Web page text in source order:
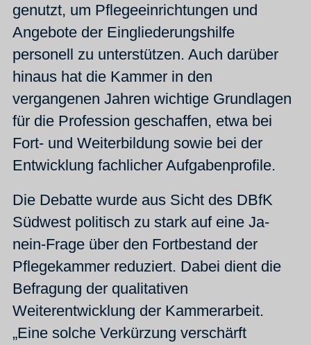
genutzt, um Pflegeeinrichtungen und
Angebote der Eingliederungshilfe
personell zu unterstützen. Auch darüber
hinaus hat die Kammer in den
vergangenen Jahren wichtige Grundlagen
für die Profession geschaffen, etwa bei
Fort- und Weiterbildung sowie bei der
Entwicklung fachlicher Aufgabenprofile.
Die Debatte wurde aus Sicht des DBfK
Südwest politisch zu stark auf eine Ja-
nein-Frage über den Fortbestand der
Pflegekammer reduziert. Dabei dient die
Befragung der qualitativen
Weiterentwicklung der Kammerarbeit.
„Eine solche Verkürzung verschärft